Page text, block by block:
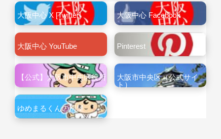
大阪中心 X [Twitter] 大阪中心 Facebook
大阪中心 YouTube Pinterest
【公式】大阪市中央区役所
大阪市中央区（公式サイ
ト）
ゆめまるくんの部屋